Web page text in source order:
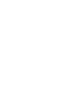
易相關給付款項請求債
之同意方可使用
，本公司不負相關責
用戶狀況，依本公司即